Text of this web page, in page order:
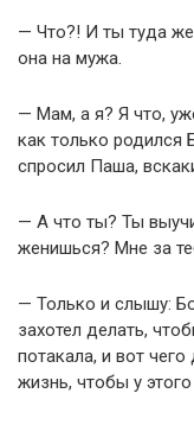
— Что?! И ты туда
она на мужа.
— Мам, а я? Я что,
как только родился
спросил Паша,
— А что ты? Ты
женишься? Мне за
— Только и слышу:
захотел делать,
потакала, и вот
жизнь, чтобы у